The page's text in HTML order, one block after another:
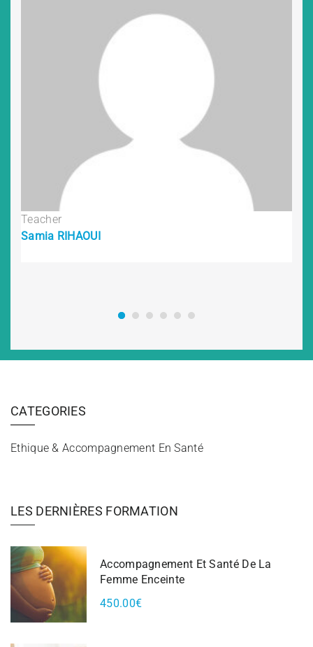
Teacher
Samia RIHAOUI
CATEGORIES
Ethique & Accompagnement En Santé
LES DERNIÈRES FORMATION
Accompagnement Et Santé De La
Femme Enceinte
450.00€